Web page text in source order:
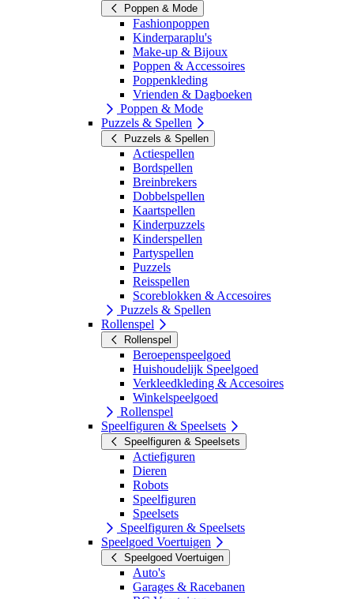
Poppen & Mode
Fashionpoppen
Kinderparaplu's
Make-up & Bijoux
Poppen & Accessoires
Poppenkleding
Vrienden & Dagboeken
Poppen & Mode
Puzzels & Spellen
Puzzels & Spellen
Actiespellen
Bordspellen
Breinbrekers
Dobbelspellen
Kaartspellen
Kinderpuzzels
Kinderspellen
Partyspellen
Puzzels
Reisspellen
Scoreblokken & Accesoires
Puzzels & Spellen
Rollenspel
Rollenspel
Beroepenspeelgoed
Huishoudelijk Speelgoed
Verkleedkleding & Accesoires
Winkelspeelgoed
Rollenspel
Speelfiguren & Speelsets
Speelfiguren & Speelsets
Actiefiguren
Dieren
Robots
Speelfiguren
Speelsets
Speelfiguren & Speelsets
Speelgoed Voertuigen
Speelgoed Voertuigen
Auto's
Garages & Racebanen